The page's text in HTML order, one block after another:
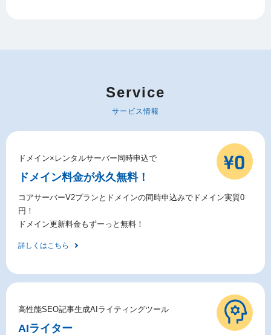
Service
サービス情報
ドメイン×レンタルサーバー同時申込で
ドメイン料金が永久無料！
コアサーバーV2プランとドメインの同時申込みでドメイン実質0
円！
ドメイン更新料金もずーっと無料！
詳しくはこちら
高性能SEO記事生成AIライティングツール
AIライター